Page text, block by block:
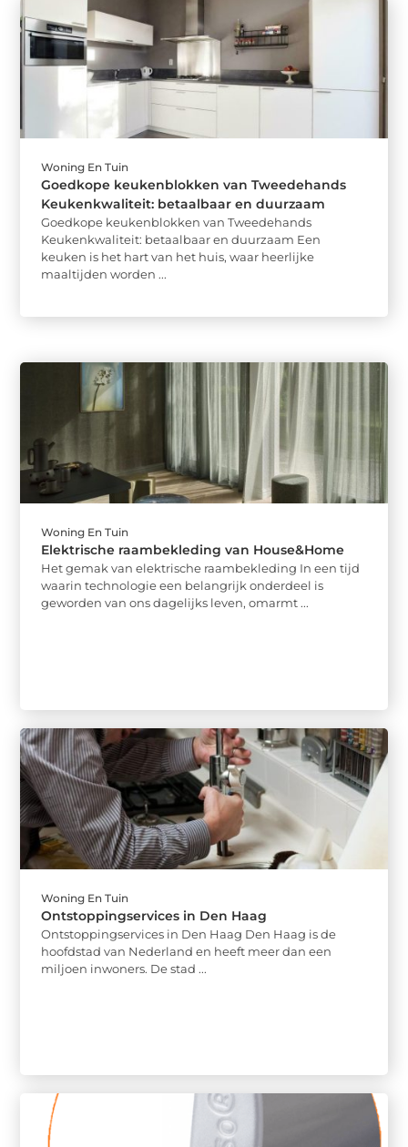
Woning En Tuin
Goedkope keukenblokken van Tweedehands
Keukenkwaliteit: betaalbaar en duurzaam
Goedkope keukenblokken van Tweedehands
Keukenkwaliteit: betaalbaar en duurzaam Een
keuken is het hart van het huis, waar heerlijke
maaltijden worden ...
Woning En Tuin
Elektrische raambekleding van House&Home
Het gemak van elektrische raambekleding In een tijd
waarin technologie een belangrijk onderdeel is
geworden van ons dagelijks leven, omarmt ...
Woning En Tuin
Ontstoppingservices in Den Haag
Ontstoppingservices in Den Haag Den Haag is de
hoofdstad van Nederland en heeft meer dan een
miljoen inwoners. De stad ...